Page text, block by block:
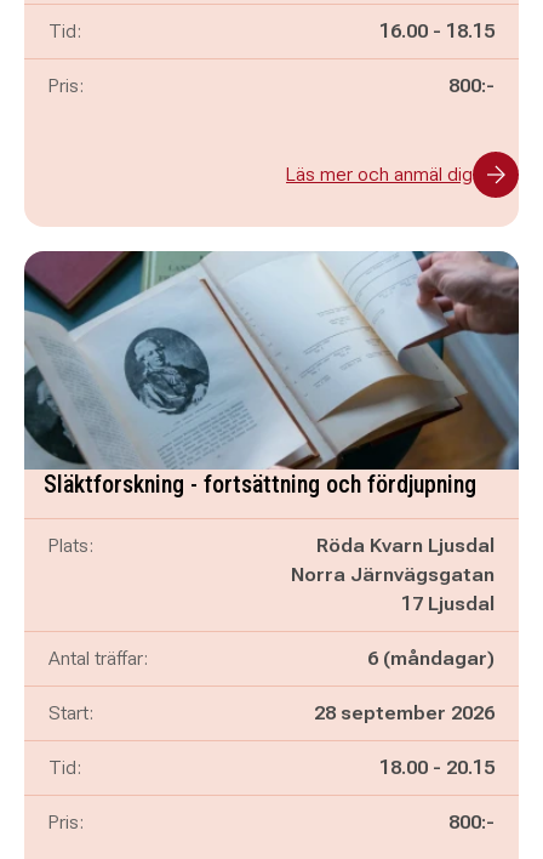
Tid: Pågår mellan
16.00 - och
18.15
Pris: 800:-
Läs mer och anmäl dig
Släktforskning - fortsättning och fördjupning
Plats:
Röda Kvarn Ljusdal
Norra Järnvägsgatan
17 Ljusdal
Antal träffar: 6 (måndagar)
Start: 28 september 2026
Tid: Pågår mellan
18.00 - och
20.15
Pris: 800:-